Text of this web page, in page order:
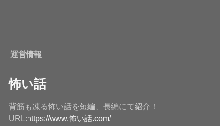
運営情報
怖い話
背筋も凍る怖い話を短編、長編にて紹介！
URL:https://www.怖い話.com/